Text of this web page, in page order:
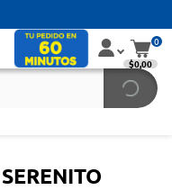
0
$0,00